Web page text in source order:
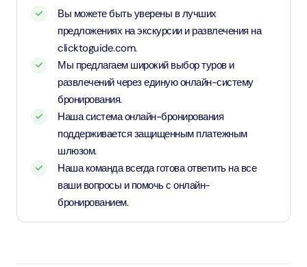
Вы можете быть уверены в лучших
предложениях на экскурсии и развлечения на
clicktoguide.com.
Мы предлагаем широкий выбор туров и
развлечений через единую онлайн-систему
бронирования.
Наша система онлайн-бронирования
поддерживается защищенным платежным
шлюзом.
Наша команда всегда готова ответить на все
ваши вопросы и помочь с онлайн-
бронированием.